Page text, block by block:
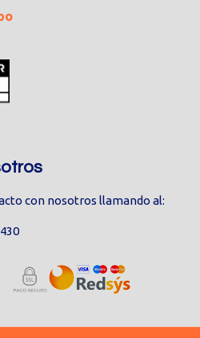
con nosotros llamando al: